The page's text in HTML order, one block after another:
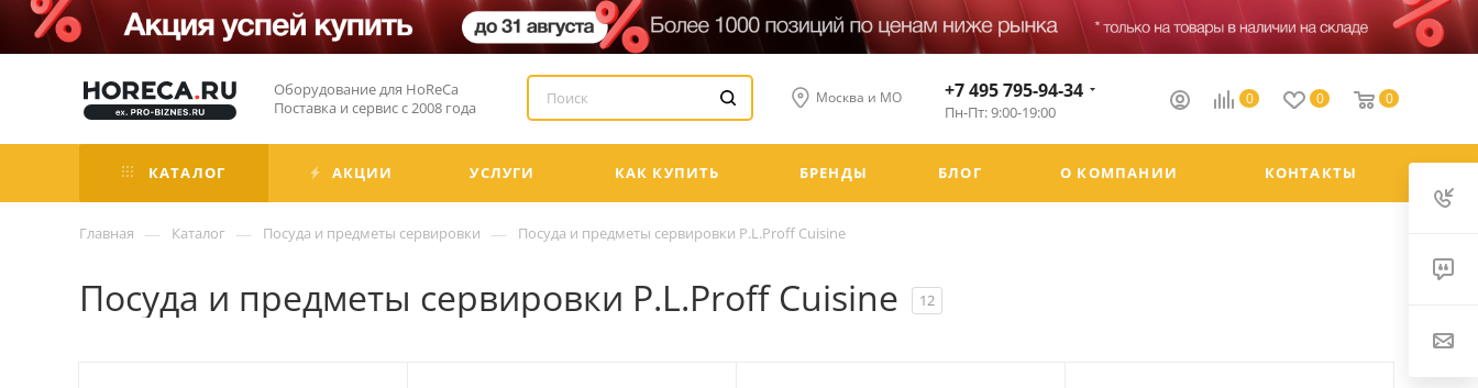
Оборудование для HoReCa
Поставка и сервис с 2008 года
Москва и МО 0 0 0
+7 495 795-94-34
Пн-Пт: 9:00-19:00
КАТАЛОГ АКЦИИ УСЛУГИ КАК КУПИТЬ БРЕНДЫ БЛОГ О КОМПАНИИ КОНТАКТЫ
Главная — Каталог — Посуда и предметы сервировки — Посуда и предметы сервировки P.L.Proff Cuisine
Посуда и предметы сервировки P.L.Proff Cuisine 12